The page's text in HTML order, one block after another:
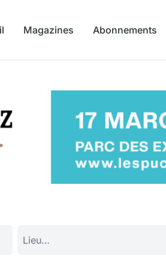
Magazines Abonnements